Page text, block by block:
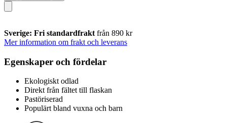
Sverige: Fri standardfrakt från 890 kr
Mer information om frakt och leverans
Egenskaper och fördelar
Ekologiskt odlad
Direkt från fältet till flaskan
Pastöriserad
Populärt bland vuxna och barn